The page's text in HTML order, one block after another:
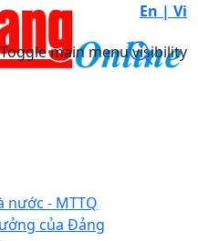
En | Vi
Toggle main menu visibility
nước - MTTQ
của Đảng